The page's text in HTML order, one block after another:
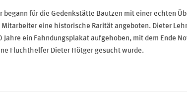
begann für die Gedenkstätte Bautzen mit einer echten
Mitarbeiter eine historische Rarität angeboten. Dieter
Jahre ein Fahndungsplakat aufgehoben, mit dem Ende
Fluchthelfer Dieter Hötger gesucht wurde.